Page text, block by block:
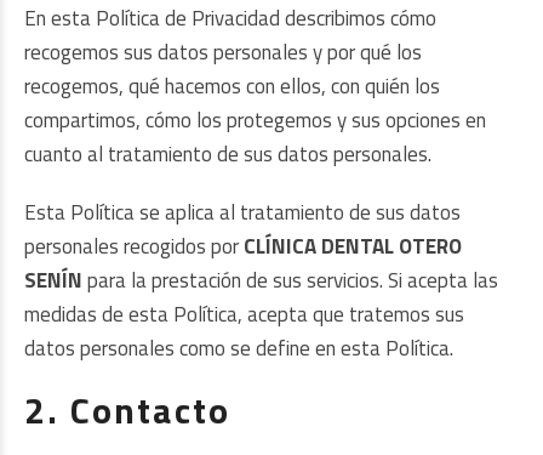
En esta Política de Privacidad describimos cómo
recogemos sus datos personales y por qué los
recogemos, qué hacemos con ellos, con quién los
compartimos, cómo los protegemos y sus opciones en
cuanto al tratamiento de sus datos personales.
Esta Política se aplica al tratamiento de sus datos
personales recogidos porCLÍNICA DENTAL OTERO
SENÍNpara la prestación de sus servicios. Si acepta las
medidas de esta Política, acepta que tratemos sus
datos personales como se define en esta Política.
2. Contacto